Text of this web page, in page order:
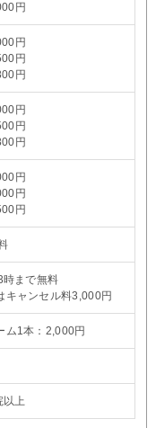
円
円
円
円
円
円
円
円
円
円
まで無料
キャンセル料3,000円
ム1本：2,000円
上